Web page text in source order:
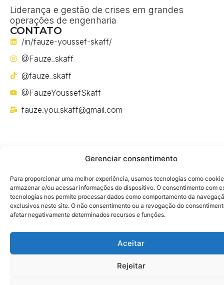
Gerenciar consentimento
Para proporcionar uma melhor experiência, usamos tecnologias como
armazenar e/ou acessar informações do dispositivo. O consentimento com
tecnologias nos permite processar dados como comportamento da
exclusivos neste site. O não consentimento ou a revogação do
afetar negativamente determinados recursos e funções.
Aceitar
Rejeitar
Liderança e gestão de crises em grandes
operações de engenharia
CONTATO
/in/fauze-youssef-skaff/
@Fauze_skaff
@fauze_skaff
@FauzeYoussefSkaff
fauze.you.skaff@gmail.com
Política de privacidade